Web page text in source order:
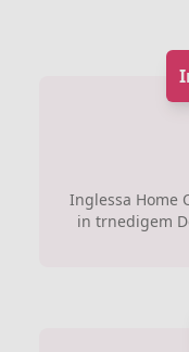
Inglessa Home
in trnedigem